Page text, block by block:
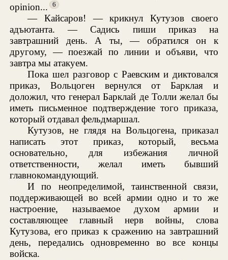
opinion...
6
— Кайсаров! — крикнул Кутузов своего
адъютанта. — Садись пиши приказ на
завтрашний день. А ты, — обратился он к
другому, — поезжай по линии и объяви, что
завтра мы атакуем.
Пока шел разговор с Раевским и диктовался
приказ, Вольцоген вернулся от Барклая и
доложил, что генерал Барклай де Толли желал бы
иметь письменное подтверждение того приказа,
который отдавал фельдмаршал.
Кутузов, не глядя на Вольцогена, приказал
написать этот приказ, который, весьма
основательно, для избежания личной
ответственности, желал иметь бывший
главнокомандующий.
И по неопределимой, таинственной связи,
поддерживающей во всей армии одно и то же
настроение, называемое духом армии и
составляющее главный нерв войны, слова
Кутузова, его приказ к сражению на завтрашний
день, передались одновременно во все концы
войска.